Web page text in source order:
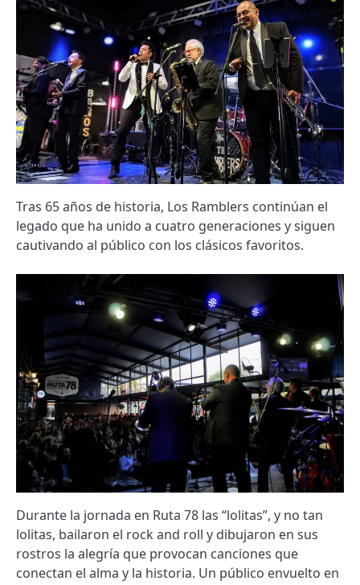
Tras 65 años de historia, Los Ramblers continúan el
legado que ha unido a cuatro generaciones y siguen
cautivando al público con los clásicos favoritos.
Durante la jornada en Ruta 78 las “lolitas”, y no tan
lolitas, bailaron el rock and roll y dibujaron en sus
rostros la alegría que provocan canciones que
conectan el alma y la historia. Un público envuelto en